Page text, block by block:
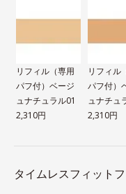
リフィル（専用
パフ付）ベージ
ュナチュラル01
2,310円
リフィル
パフ付）
ュナチュ
2,310円
タイムレスフィット